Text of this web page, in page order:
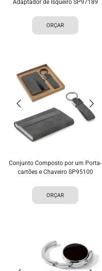
Adaptador de Isqueiro SP97189
ORÇAR
Conjunto Composto por um Porta-
cartões e Chaveiro SP95100
ORÇAR